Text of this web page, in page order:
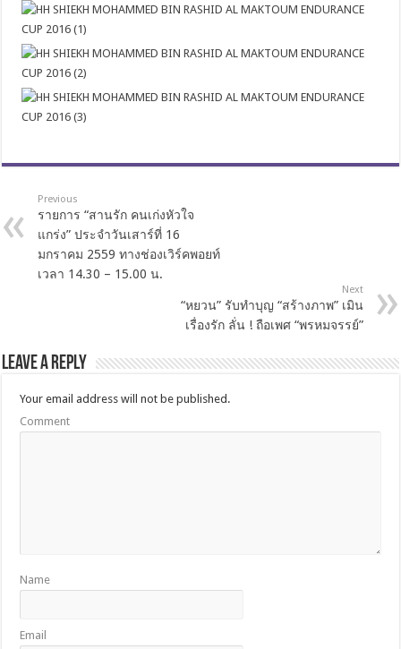
Previous
รายการ “สานรัก คนเก่งหัวใจ
แกร่ง” ประจำวันเสาร์ที่ 16
มกราคม 2559 ทางช่องเวิร์คพอยท์
เวลา 14.30 – 15.00 น.
Next
“หยวน” รับทำบุญ “สร้างภาพ” เมิน
เรื่องรัก ลั่น ! ถือเพศ “พรหมจรรย์”
Leave a Reply
Your email address will not be published.
Comment
Name
Email